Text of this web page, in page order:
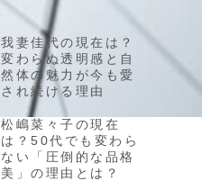
我妻佳代の現在は？
変わらぬ透明感と自
然体の魅力が今も愛
され続ける理由
松嶋菜々子の現在
は？50代でも変わら
ない「圧倒的な品格
美」の理由とは？